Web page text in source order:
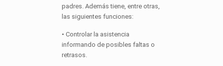
padres. Además tiene, entre otras,
las siguientes funciones:
• Controlar la asistencia
informando de posibles faltas o
retrasos.